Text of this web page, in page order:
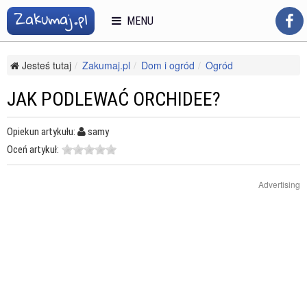
Jesteś tutaj Zakumaj.pl Dom i ogród
Ogród
JAK PODLEWAĆ ORCHIDEE?
Opiekun artykułu:
samy
Oceń artykuł:
Advertising
MENU